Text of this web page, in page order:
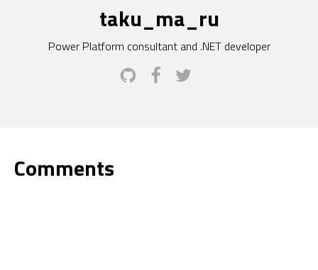
taku_ma_ru
Power Platform consultant and .NET developer
Comments